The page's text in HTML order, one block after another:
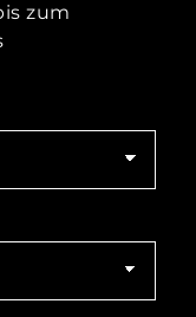
zum